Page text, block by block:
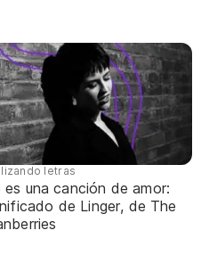
letras
es una canción de amor:
de Linger, de The